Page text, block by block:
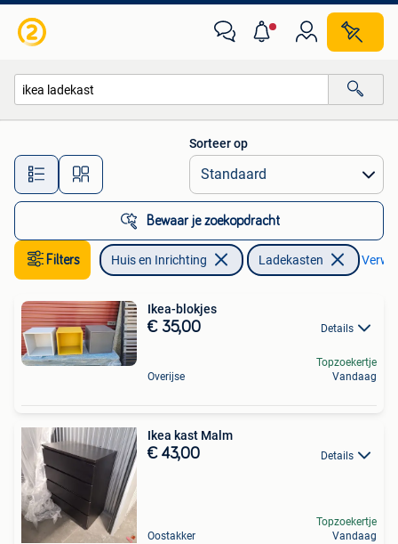
Alle afstanden…
Sorteer op
Bewaar je zoekopdracht
Filters Huis en Inrichting Ladekasten
Ikea-blokjes
€ 35,00 Details
Overijse
Topzoekertje
Vandaag
Ikea kast Malm
€ 43,00 Details
Oostakker
Topzoekertje
Vandaag